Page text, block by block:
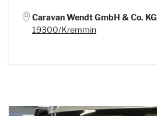
Caravan Wendt GmbH & Co. KG
19300/Kremmin